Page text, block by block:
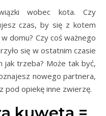
wobec kota. Czy
czas, by się z kotem
domu? Czy coś ważnego
się w ostatnim czasie
jak trzeba? Może tak być,
nowego partnera,
pod opiekę inne zwierzę.